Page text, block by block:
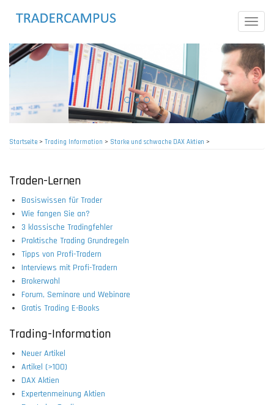
Toggle
Startseite> Trading Information > Starke und schwache DAX Aktien >
Traden-Lernen
Basiswissen für Trader
Wie fangen Sie an?
3 klassische Tradingfehler
Praktische Trading Grundregeln
Tipps von Profi-Tradern
Interviews mit Profi-Tradern
Brokerwahl
Forum, Seminare und Webinare
Gratis Trading E-Books
Trading-Information
Neuer Artikel
Artikel (>100)
DAX Aktien
Expertenmeinung Aktien